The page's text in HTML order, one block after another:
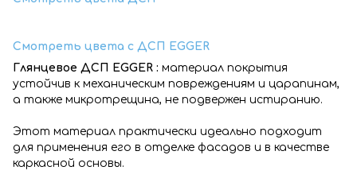
Смотреть цвета с ДСП EGGER
Глянцевое ДСП EGGER : материал покрытия
устойчив к механическим повреждениям и царапинам,
а также микротрещина, не подвержен истиранию.
Этот материал практически идеально подходит
для применения его в отделке фасадов и в качестве
каркасной основы.